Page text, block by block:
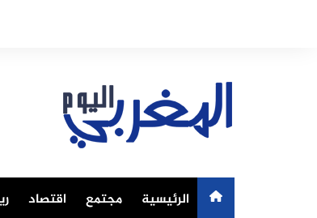
الرئيسية مجتمع اقتصاد